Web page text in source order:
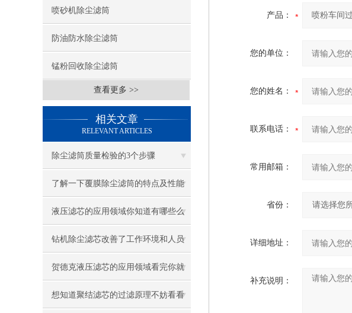
喷砂机除尘滤筒
防油防水除尘滤筒
锰粉回收除尘滤筒
查看更多 >>
相关文章
RELEVANT ARTICLES
除尘滤筒质量检验的3个步骤
了解一下覆膜除尘滤筒的特点及性能
有哪些吧
液压滤芯的应用领域你知道有哪些么
钻机除尘滤芯改善了工作环境和人员
健康状况
贺德克液压滤芯的应用领域看完你就
知道了
想知道聚结滤芯的过滤原理不妨看看
产品：
您的单位：
您的姓名：
联系电话：
常用邮箱：
省份：
详细地址：
补充说明：